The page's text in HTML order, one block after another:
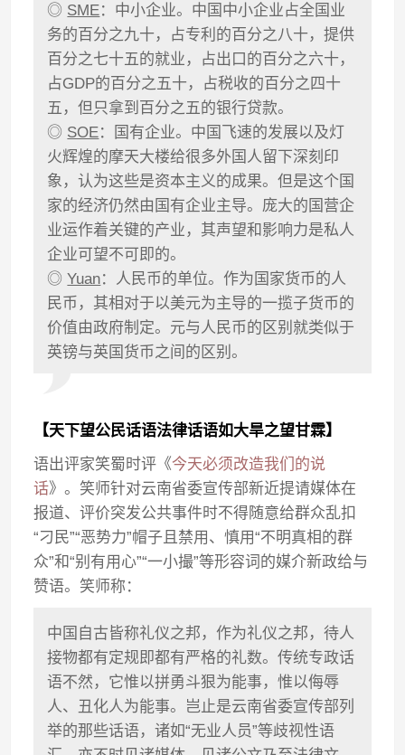
◎ SME：中小企业。中国中小企业占全国业
务的百分之九十，占专利的百分之八十，提供
百分之七十五的就业，占出口的百分之六十，
占GDP的百分之五十，占税收的百分之四十
五，但只拿到百分之五的银行贷款。
◎ SOE：国有企业。中国飞速的发展以及灯
火辉煌的摩天大楼给很多外国人留下深刻印
象，认为这些是资本主义的成果。但是这个国
家的经济仍然由国有企业主导。庞大的国营企
业运作着关键的产业，其声望和影响力是私人
企业可望不可即的。
◎Yuan：人民币的单位。作为国家货币的人
民币，其相对于以美元为主导的一揽子货币的
价值由政府制定。元与人民币的区别就类似于
英镑与英国货币之间的区别。
【天下望公民话语法律话语如大旱之望甘霖】
语出评家笑蜀时评《今天必须改造我们的说
话》。笑师针对云南省委宣传部新近提请媒体在
报道、评价突发公共事件时不得随意给群众乱扣
“刁民”“恶势力”帽子且禁用、慎用“不明真相的群
众”和“别有用心”“一小撮”等形容词的媒介新政给与
赞语。笑师称：
中国自古皆称礼仪之邦，作为礼仪之邦，待人
接物都有定规即都有严格的礼数。传统专政话
语不然，它惟以拼勇斗狠为能事，惟以侮辱
人、丑化人为能事。岂止是云南省委宣传部列
举的那些话语，诸如“无业人员”等歧视性语